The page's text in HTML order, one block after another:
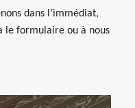
dans l’immédiat,
le formulaire ou à nous